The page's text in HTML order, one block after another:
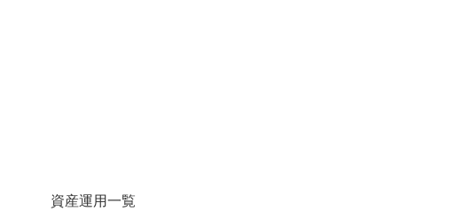
資産運用一覧